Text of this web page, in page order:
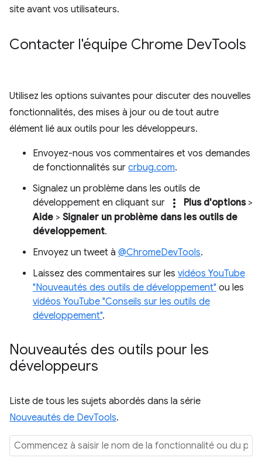
site avant vos utilisateurs.
Contacter l'équipe Chrome DevTools
Utilisez les options suivantes pour discuter des nouvelles
fonctionnalités, des mises à jour ou de tout autre
élément lié aux outils pour les développeurs.
Envoyez-nous vos commentaires et vos demandes
de fonctionnalités sur crbug.com.
Signalez un problème dans les outils de
développement en cliquant sur
more_vert Plus d'options>
Aide > Signaler un problème dans les outils de
développement.
Envoyez un tweet à @ChromeDevTools.
Laissez des commentaires sur les vidéos YouTube
"Nouveautés des outils de développement" ou les
vidéos YouTube "Conseils sur les outils de
développement".
Nouveautés des outils pour les
développeurs
Liste de tous les sujets abordés dans la série
Nouveautés de DevTools.